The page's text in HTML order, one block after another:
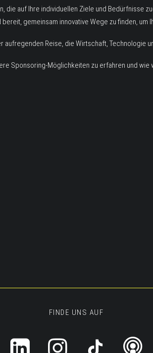
die auf Ihre individuellen Ziele und Bedürfnisse
gemeinsam innovative Wege zu finden,
aufregenden Reise, die Wirtschaft, Technologie
Sponsoring-Möglichkeiten zu erfahren und
FINDE UNS AUF